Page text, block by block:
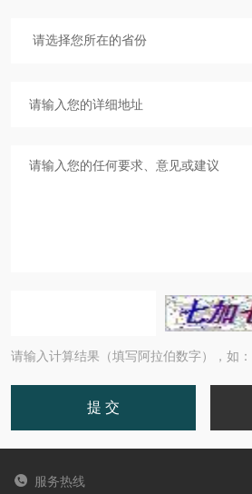
请输入计算结果（填写阿拉伯数字），如
服务热线